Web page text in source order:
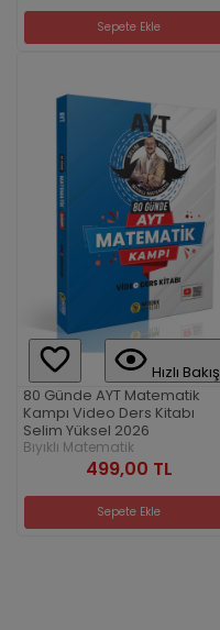
Sepete Ekle
Hızlı Bakış
80 Günde AYT Matematik
Kampı Video Ders Kitabı
Selim Yüksel 2026
Bıyıklı Matematik
499,00 TL
Sepete Ekle